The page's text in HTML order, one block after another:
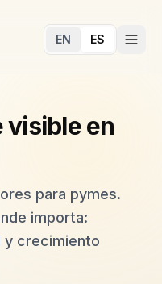
EN ES
visible en
para pymes.
importa:
y crecimiento